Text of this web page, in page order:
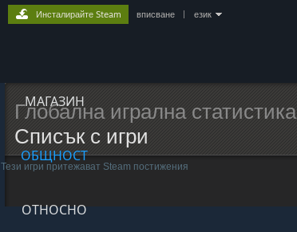
МАГАЗИН
ОБЩНОСТ
ОТНОСНО
Инсталирайте Steam вписване език
Глобална игрална статистика
Списък с игри
Тези игри притежават Steam постижения